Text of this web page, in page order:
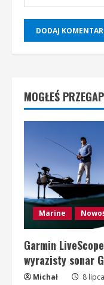
MOGŁEŚ
Marine
Garmin
wyrazisty sonar
Michał 8